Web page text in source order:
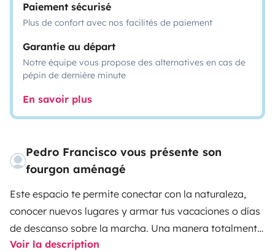
Paiement sécurisé
Plus de confort avec nos facilités de paiement
Garantie au départ
Notre équipe vous propose des alternatives en cas de
pépin de dernière minute
En savoir plus
Pedro Francisco vous présente son
fourgon aménagé
Este espacio te permite conectar con la naturaleza,
conocer nuevos lugares y armar tus vacaciones o días
de descanso sobre la marcha. Una manera totalmente
diferente de disfrutar tu tiempo libre.
Voir la description